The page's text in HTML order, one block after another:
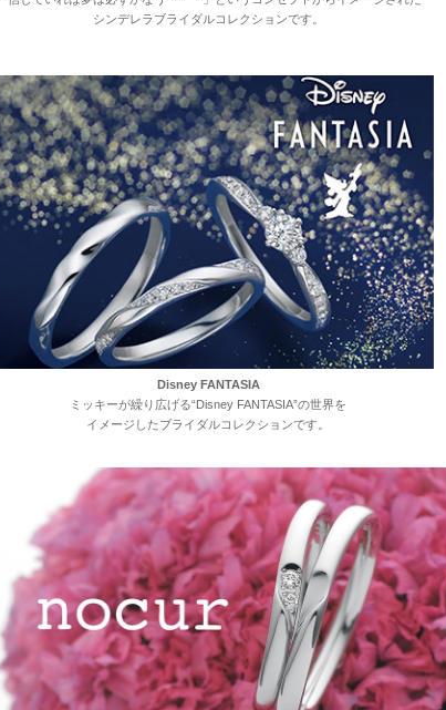
シンデレラブライダルコレクションです。
Disney FANTASIA
ミッキーが繰り広げる“Disney FANTASIA”の世界を
イメージしたブライダルコレクションです。